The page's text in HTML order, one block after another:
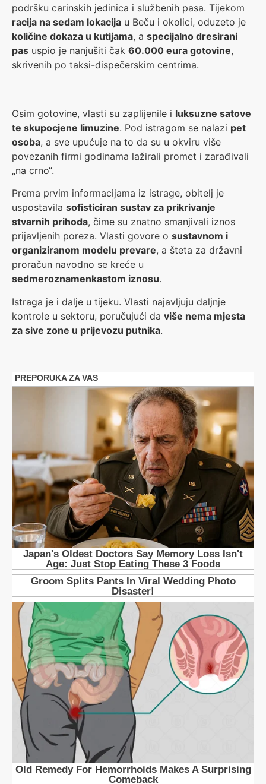
podršku carinskih jedinica i službenih pasa. Tijekom
racija na sedam lokacija u Beču i okolici, oduzeto je
količine dokaza u kutijama, a specijalno dresirani
pas uspio je nanjušiti čak 60.000 eura gotovine,
skrivenih po taksi-dispečerskim centrima.
Osim gotovine, vlasti su zaplijenile i luksuzne satove
te skupocjene limuzine. Pod istragom se nalazi pet
osoba, a sve upućuje na to da su u okviru više
povezanih firmi godinama lažirali promet i zarađivali
„na crno“.
Prema prvim informacijama iz istrage, obitelj je
uspostavila sofisticiran sustav za prikrivanje
stvarnih prihoda, čime su znatno smanjivali iznos
prijavljenih poreza. Vlasti govore o sustavnom i
organiziranom modelu prevare, a šteta za državni
proračun navodno se kreće u
sedmeroznamenkastom iznosu.
Istraga je i dalje u tijeku. Vlasti najavljuju daljnje
kontrole u sektoru, poručujući da više nema mjesta
za sive zone u prijevozu putnika.